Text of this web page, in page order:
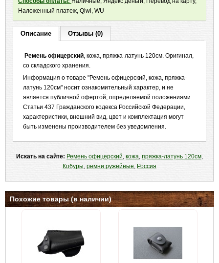
Наложенный платеж, Qiwi, WU
Описание Отзывы (0)
Ремень офицерский, кожа, пряжка-латунь 120см. Оригинал,
со складского хранения.
Информация о товаре "Ремень офицерский, кожа, пряжка-
латунь 120см" носит ознакомительный характер, и не
является публичной офертой, определяемой положениями
Статьи 437 Гражданского кодекса Российской Федерации,
характеристики, внешний вид, цвет и комплектация могут
быть изменены производителем без уведомления.
Искать на сайте: Ремень офицерский, кожа, пряжка-латунь 120см,
Кобуры, ремни ружейные, Россия
Похожие товары (в наличии)